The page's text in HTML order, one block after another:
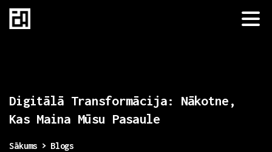
Digitālā Transformācija:
Nākotne,
Kas Maina Mūsu Pasaule
Sākums
Blogs